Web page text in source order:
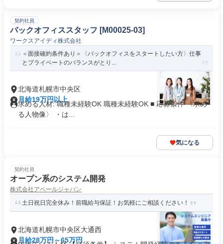
契約社員
バックオフィススタッフ [M00025-03]
ワークスアイディ株式会社
＜面接確約条件あり＞〈バックオフィスをスタートしたい方〉仕事
とプライベートのバランスがとり...
北海道札幌市中央区
月給19万円以上
求める人材: 職種未経験OK 職種未経験OK ■ 応募条件 〈求め
る人物像〉 ・は...
気になる
契約社員
オープン系のシステム開発
株式会社アベールジャパン
土日祝日完全休み！前職給与保証！お気軽にご相談ください！
北海道札幌市中央区大通西
月給28万円～65万円